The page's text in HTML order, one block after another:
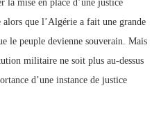
la mise en place d’une justice
que l’Algérie a fait une grande
le peuple devienne souverain. Mais
militaire ne soit plus au-dessus
d’une instance de justice